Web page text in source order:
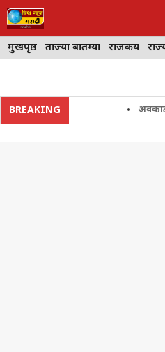
Skip
to
content
मुखपृष्ठ ताज्या बातम्या राजकीय
BREAKING अवकाळी